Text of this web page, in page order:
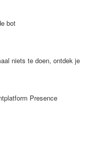
bot
niets te doen, ontdek je
Presence